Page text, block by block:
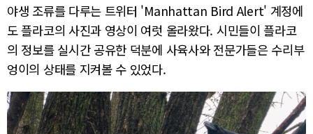
야생 조류를 다루는 트위터 'Manhattan Bird Alert' 계정에
도 플라코의 사진과 영상이 여럿 올라왔다. 시민들이 플라코
의 정보를 실시간 공유한 덕분에 사육사와 전문가들은 수리부
엉이의 상태를 지켜볼 수 있었다.